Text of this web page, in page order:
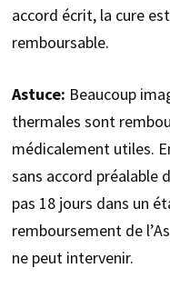
accord écrit, la cure
remboursable.
Astuce: Beaucoup
thermales sont
médicalement utiles.
sans accord préalable
pas 18 jours dans un
remboursement de
ne peut intervenir.